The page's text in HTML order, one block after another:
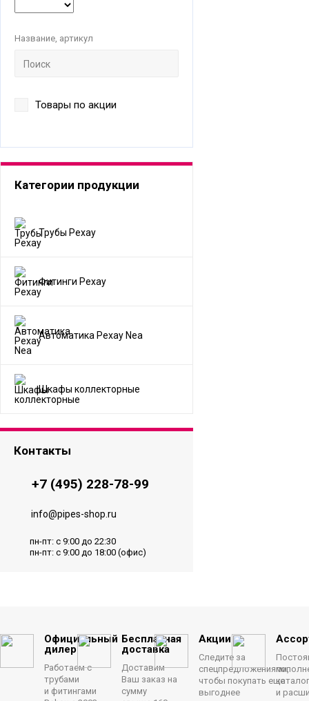
Название, артикул
Товары по акции
Категории продукции
Трубы Рехау
Фитинги Рехау
Автоматика Рехау Nea
Шкафы коллекторные
Контакты
+7 (495) 228-78-99
info@pipes-shop.ru
пн-пт: с 9:00 до 22:30
пн-пт: с 9:00 до 18:00 (офис)
Официальный
дилер
Работаем с
трубами
и фитингами
Бесплатная
доставка
Доставим
Ваш заказ на
сумму
Акции
Следите за
спецпредложениями,
чтобы покупать еще
выгоднее
и